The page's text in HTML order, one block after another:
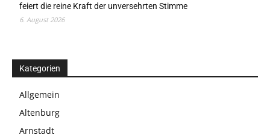
feiert die reine Kraft der unversehrten Stimme
6. August 2026
Kategorien
Allgemein
Altenburg
Arnstadt